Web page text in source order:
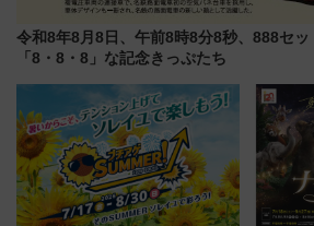
令和8年8月8日、午前8時8分8秒、888セ
「8・8・8」な記念きっぷたち